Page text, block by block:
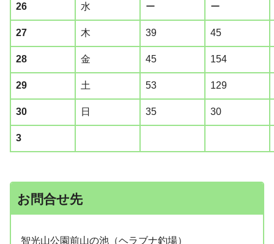
26 水 ー ー
27 木 39 45
28 金 45 154
29 土 53 129
30 日 35 30
3
お問合せ先
智光山公園前山の池（ヘラブナ釣場）